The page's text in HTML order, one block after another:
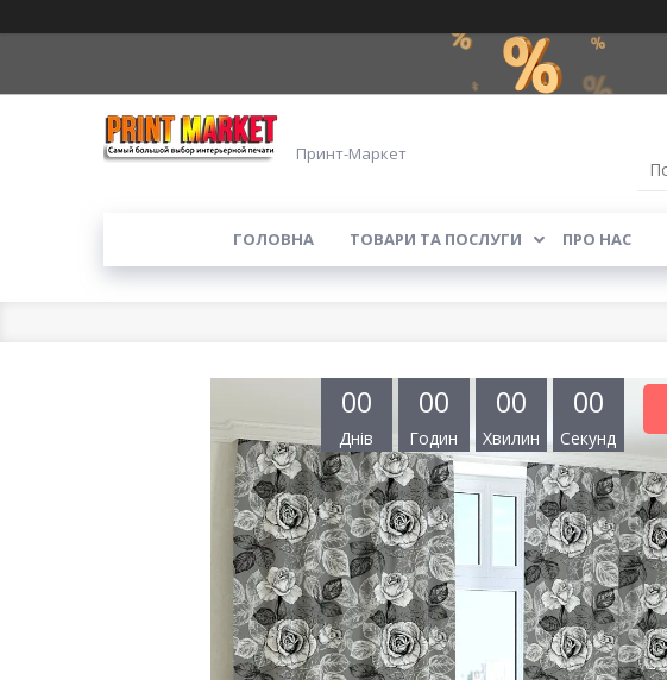
Принт-Маркет
ГОЛОВНА ТОВАРИ ТА ПОСЛУГИ ПРО НАС
00
Днів
00
Годин
00
Хвилин
00
Секунд